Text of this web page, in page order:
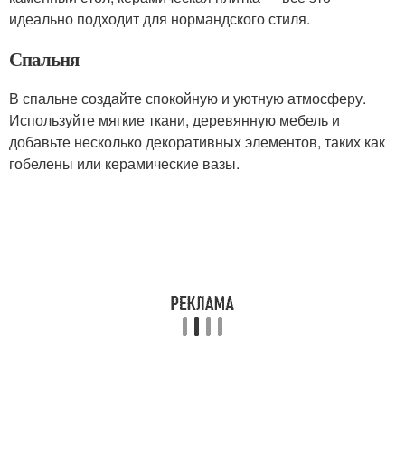
идеально подходит для нормандского стиля.
Спальня
В спальне создайте спокойную и уютную атмосферу.
Используйте мягкие ткани, деревянную мебель и
добавьте несколько декоративных элементов, таких как
гобелены или керамические вазы.